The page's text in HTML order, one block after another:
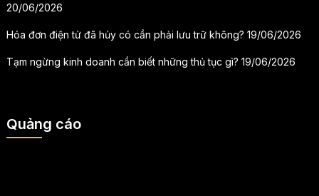
20/06/2026
Hóa đơn điện tử đã hủy có cần phải lưu trữ không? 19/06/2026
Tạm ngừng kinh doanh cần biết những thủ tục gì? 19/06/2026
Quảng cáo